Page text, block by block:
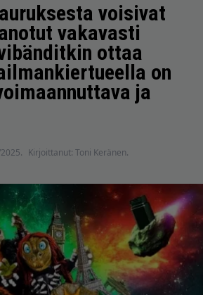
voisivat
vakavasti
ottaa
on
ja
Kirjoittanut: Toni Keränen.